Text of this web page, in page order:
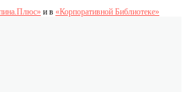
и в «Корпоративной Библиотеке»